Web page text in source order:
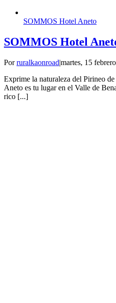
SOMMOS Hotel Aneto
SOMMOS Hotel
Porruralkaonroad|martes, 15
Exprime la naturaleza del Pirineo
Aneto es tu lugar en el Valle de
rico [...]